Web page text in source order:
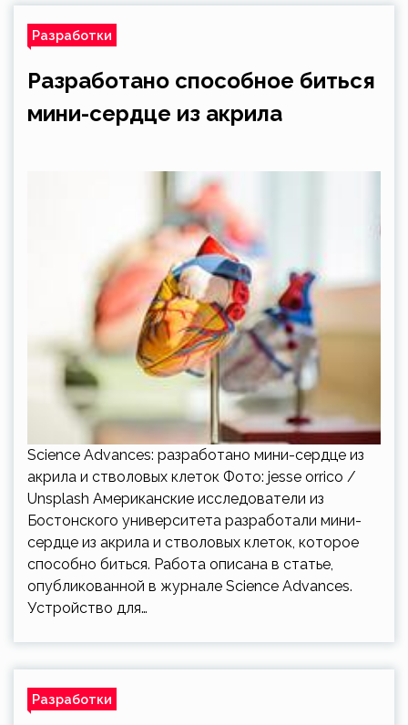
Разработки
Разработано способное биться
мини-сердце из акрила
Science Advances: разработано мини-сердце из
акрила и стволовых клеток Фото: jesse orrico /
Unsplash Американские исследователи из
Бостонского университета разработали мини-
сердце из акрила и стволовых клеток, которое
способно биться. Работа описана в статье,
опубликованной в журнале Science Advances.
Устройство для…
Разработки